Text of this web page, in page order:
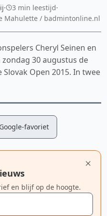
· 3 min leestijd·
Mahulette / badmintonline.nl
Cheryl Seinen en
30 augustus de
Open 2015. In twee
favoriet
en blijf op de hoogte.